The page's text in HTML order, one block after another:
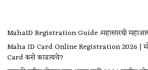
MahaID Registration Guide :महासारथी
Maha ID Card Online Registration 2026 |
Card कसे काढायचे?